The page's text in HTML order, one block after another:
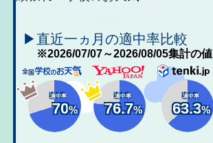
▶直近一ヵ月の適中率比較
※2026/07/07～2026/08/05集計の値
適中率
70%
適中率
76.7%
適中率
63.3%